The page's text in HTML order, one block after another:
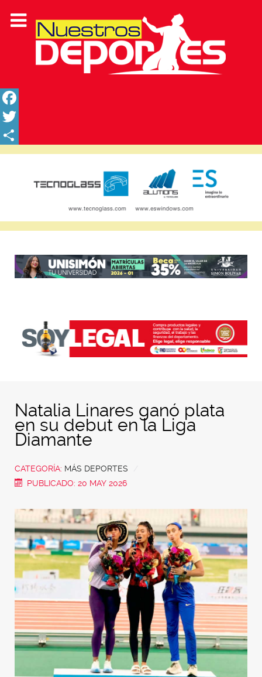
Facebook
Twitter
Share
Natalia Linares ganó plata
en su debut en la Liga
Diamante
CATEGORÍA: MÁS DEPORTES
PUBLICADO: 20 MAY 2026